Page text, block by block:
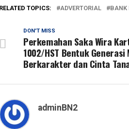
RELATED TOPICS: ADVERTORIAL BANK
DON'T MISS
Perkemahan Saka Wira
1002/HST Bentuk Generasi
Berkarakter dan Cinta
adminBN2